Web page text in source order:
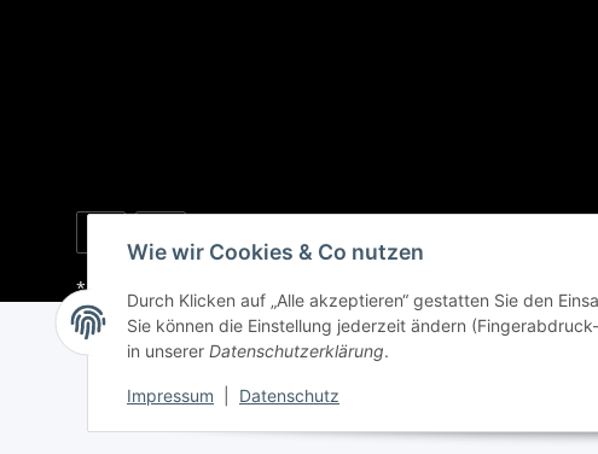
Wie wir Cookies & Co nutzen
Durch Klicken auf „Alle akzeptieren“ gestatten Sie den
Sie können die Einstellung jederzeit ändern
in unserer Datenschutzerklärung.
Impressum Datenschutz
* Alle Preise inkl. gesetzlicher USt., zzgl. Versand